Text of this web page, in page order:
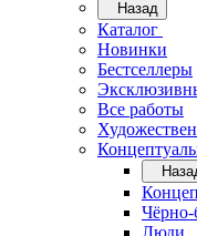
Назад
Каталог
Новинки
Бестселлеры
Все работы
Чёрно-